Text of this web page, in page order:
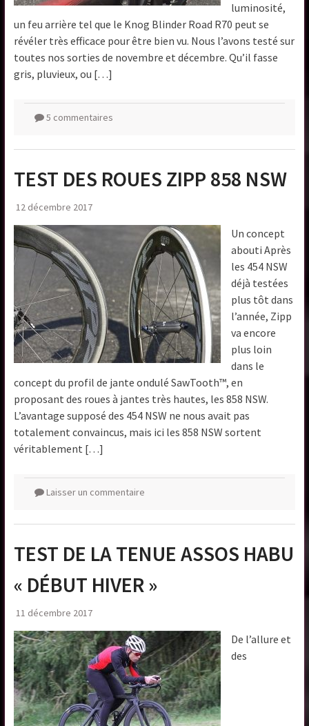
luminosité,
un feu arrière tel que le Knog Blinder Road R70 peut se
révéler très efficace pour être bien vu. Nous l’avons testé sur
toutes nos sorties de novembre et décembre. Qu’il fasse
gris, pluvieux, ou […]
5 commentaires
TEST DES ROUES ZIPP 858 NSW
12 décembre 2017
Un concept
abouti Après
les 454 NSW
déjà testées
plus tôt dans
l’année, Zipp
va encore
plus loin
dans le
concept du profil de jante ondulé SawTooth™, en
proposant des roues à jantes très hautes, les 858 NSW.
L’avantage supposé des 454 NSW ne nous avait pas
totalement convaincus, mais ici les 858 NSW sortent
véritablement […]
Laisser un commentaire
TEST DE LA TENUE ASSOS HABU
« DÉBUT HIVER »
11 décembre 2017
De l’allure et
des